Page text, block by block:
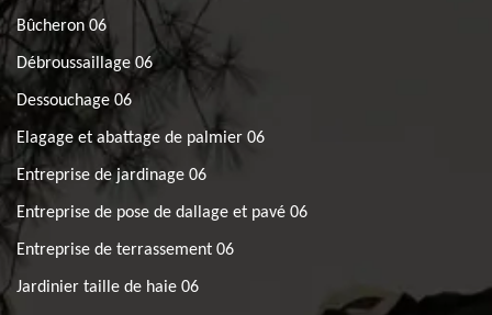
Bûcheron 06
Débroussaillage 06
Dessouchage 06
Elagage et abattage de palmier 06
Entreprise de jardinage 06
Entreprise de pose de dallage et pavé 06
Entreprise de terrassement 06
Jardinier taille de haie 06